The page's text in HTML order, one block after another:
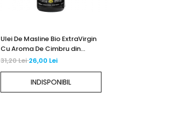
Ulei De Masline Bio ExtraVirgin
Cu Aroma De Cimbru din
Muntele Athos - 100Ml (Bio
31,20 Lei26,00 Lei
INDISPONIBIL